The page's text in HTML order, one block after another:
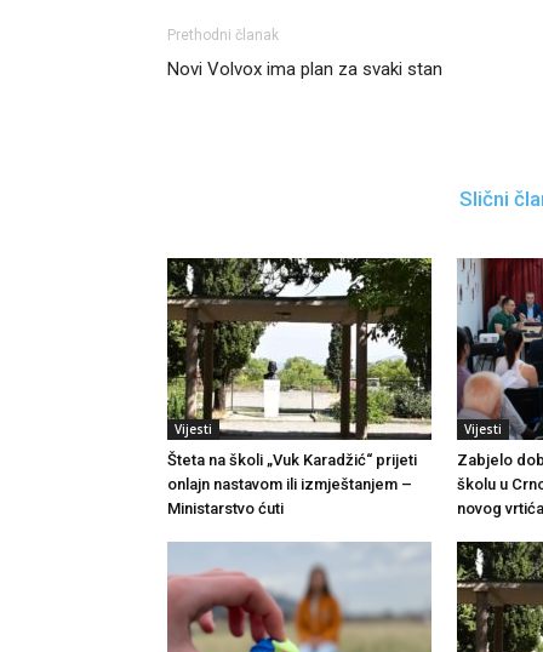
Prethodni članak
Novi Volvox ima plan za svaki stan
Slični
Vijesti
Šteta na školi „Vuk Karadžić“ prijeti
onlajn nastavom ili izmještanjem –
Ministarstvo ćuti
Vijesti
Zabjelo
školu u
novog